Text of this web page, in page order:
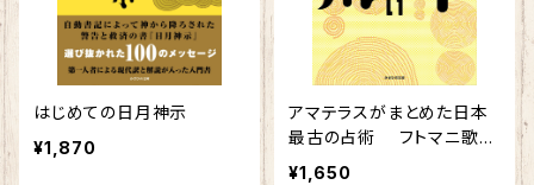
はじめての日月神示
¥1,870
アマテラスがまとめた日本
最古の占術 フトマニ歌占
い
¥1,650